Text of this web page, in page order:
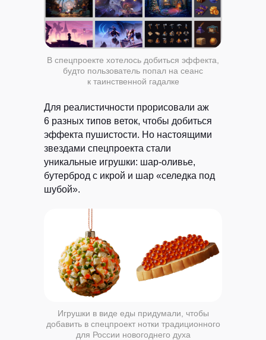
В спецпроекте хотелось добиться эффекта,
будто пользователь попал на сеанс
к таинственной гадалке
Для реалистичности прорисовали аж
6 разных типов веток, чтобы добиться
эффекта пушистости. Но настоящими
звездами спецпроекта стали
уникальные игрушки: шар-оливье,
бутерброд с икрой и шар «селедка под
шубой».
Игрушки в виде еды придумали, чтобы
добавить в спецпроект нотки традиционного
для России новогоднего духа